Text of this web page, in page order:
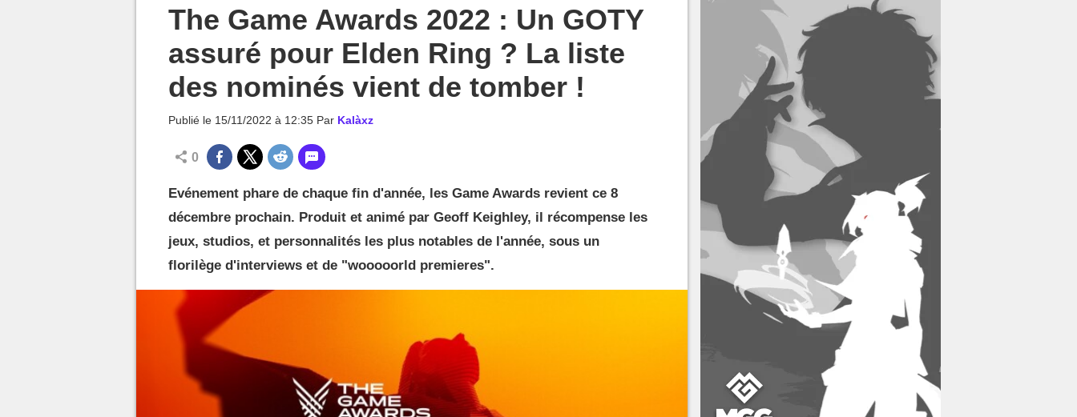
The Game Awards 2022 : Un GOTY
assuré pour Elden Ring ? La liste
des nominés vient de tomber !
Publié le 15/11/2022 à 12:35 Par Kalàxz
0
Evénement phare de chaque fin d'année, les Game Awards revient ce 8
décembre prochain. Produit et animé par Geoff Keighley, il récompense les
jeux, studios, et personnalités les plus notables de l'année, sous un
florilège d'interviews et de "wooooorld premieres".